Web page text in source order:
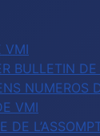
VMI
BULLETIN
NUMEROS
VMI
DE